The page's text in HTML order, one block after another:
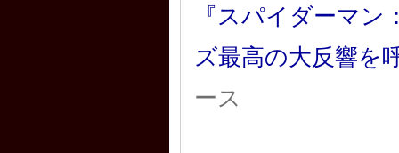
『スパイダーマ
ズ最高の大反響を
ース